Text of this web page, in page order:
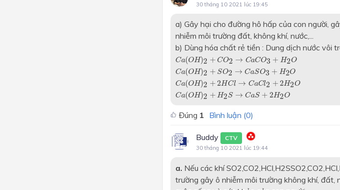
30 tháng 10 2021 lúc 19:45
a) Gây hại cho đường hô hấp của con người,
nhiễm môi trường đất, không khí, nước,...
b) Dùng hóa chất rẻ tiền : Dung dịch nước vôi
Ca(OH)2 + CO2 → CaCO3 + H2O
Ca(OH)2+ C O2→ Ca CO3+H 2 O
Ca(OH)2 + SO2 → CaSO3 + H2O
Ca(OH)2+ S O2→ Ca SO 3+H 2 O
Ca(OH)2 +2HCl → CaCl2 +2H2O
Ca(OH)2+ 2 HCl→ a Cl2+2H 2 O
Ca(OH)2 + H2S → CaS + 2H2O
Ca(OH)2+ H 2S → a S+ 2H 2O
Đúng 1 Bình luận (0)
Buddy CTV
30 tháng 10 2021 lúc 19:44
a. Nếu các khí
trường gây ô nhiễm môi trường không khí, đất,